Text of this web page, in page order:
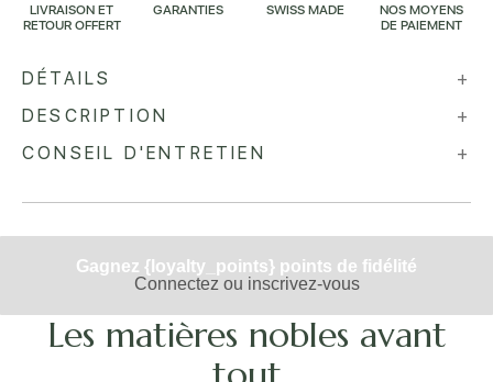
LIVRAISON ET
RETOUR OFFERT
GARANTIES SWISS MADE
NOS MOYENS
DE PAIEMENT
DÉTAILS
+
DESCRIPTION
+
CONSEIL D'ENTRETIEN
+
Gagnez {loyalty_points} points de fidélité
Connectez ou inscrivez-vous
Les matières nobles avant